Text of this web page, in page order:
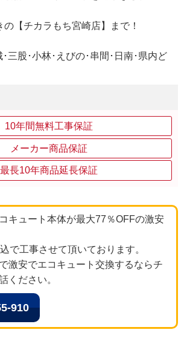
【チカラもち宮崎店】まで！
三股･小林･えびの･串間･日南･県内ど
10年間無料工事保証
メーカー商品保証
最長10年商品延長保証
キュート本体が最大77％OFFの激安
で工事させて頂いております。
激安でエコキュート交換するならチ
ください。
910